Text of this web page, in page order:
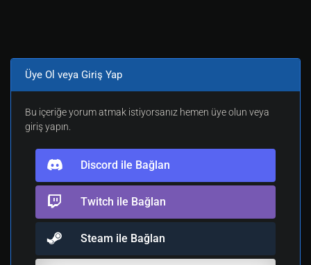
Üye Ol veya Giriş Yap
Bu içeriğe yorum atmak istiyorsanız hemen üye olun veya
giriş yapın.
Discord ile Bağlan
Twitch ile Bağlan
Steam ile Bağlan